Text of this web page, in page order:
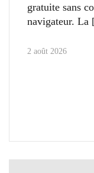
gratuite sans
navigateur. La
2 août 2026